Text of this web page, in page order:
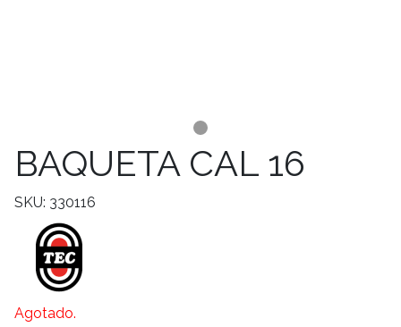
BAQUETA CAL 16
SKU: 330116
Agotado.